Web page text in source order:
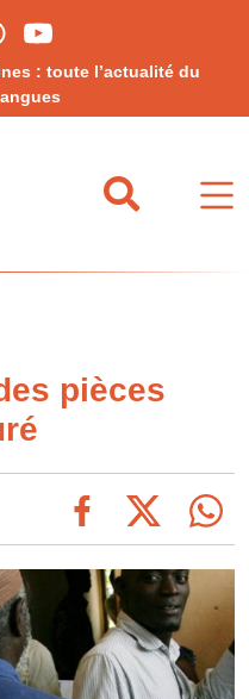
: toute l’actualité du
pièces